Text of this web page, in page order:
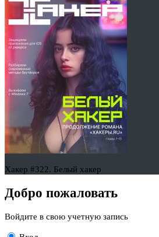
Хакер #322. Белый хакер
Добро пожаловать
Войдите в свою учетную запись